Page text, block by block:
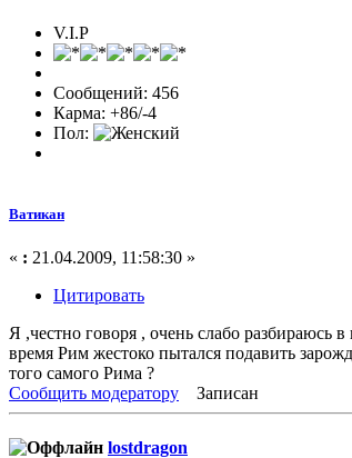
V.I.P
Сообщений: 456
Карма: +86/-4
Пол:
Ватикан
« : 21.04.2009, 11:58:30 »
Цитировать
Я ,честно говоря , очень слабо разбираюсь
время Рим жестоко пытался подавить
того самого Рима ?
Сообщить модератору
Записан
lostdragon